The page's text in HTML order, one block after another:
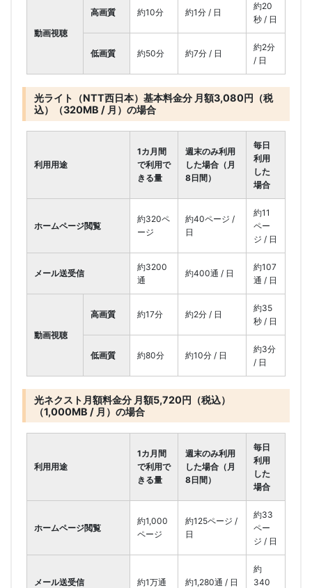
動画視聴
高画質 約10分 約1分 / 日
約20
秒 / 日
低画質 約50分 約7分 / 日
約2分
/ 日
光ライト（NTT西日本）基本料金分 月額3,080円（税
込）（320MB / 月）の場合
利用用途
1カ月間
で利用で
きる量
週末のみ利用
した場合（月
8日間）
毎日
利用
した
場合
ホームページ閲覧
約320ペ
ージ
約40ページ /
日
約11
ペー
ジ / 日
メール送受信
約3200
通
約400通 / 日
約107
通 / 日
動画視聴
高画質 約17分 約2分 / 日
約35
秒 / 日
低画質 約80分 約10分 / 日
約3分
/ 日
光ネクスト月額料金分 月額5,720円（税込）
（1,000MB / 月）の場合
利用用途
1カ月間
で利用で
きる量
週末のみ利用
した場合（月
8日間）
毎日
利用
した
場合
ホームページ閲覧
約1,000
ページ
約125ページ /
日
約33
ペー
ジ / 日
メール送受信 約1万通 約1,280通 / 日
約
340